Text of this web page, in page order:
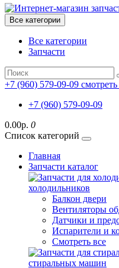
Все категории
Все категории
Запчасти
+7 (960) 579-09-09 смотреть
+7 (960) 579-09-09
0.00р. 0
Список категорий
Главная
Запчасти каталог
холодильников
Балкон двери
Вентиляторы
Датчики и
Испарители и
Смотреть все
стиральных машин